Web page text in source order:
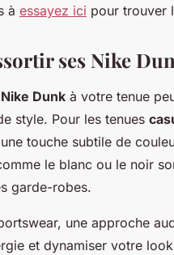
à essayez ici pour trouver
ses Nike
Nike Dunk à votre tenue
style. Pour les tenues
touche subtile de
le blanc ou le noir
garde-robes.
une approche
et dynamiser votre